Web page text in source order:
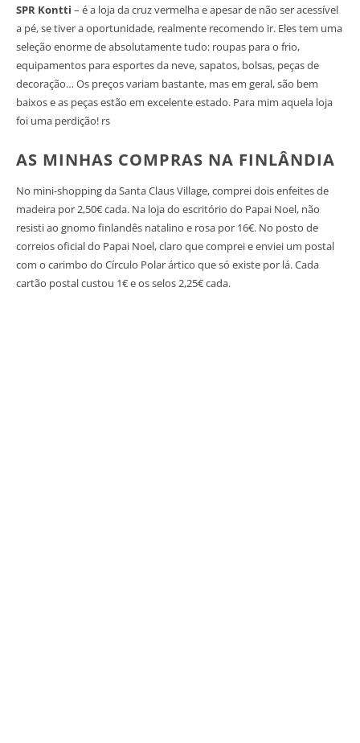
SPR Kontti – é a loja da cruz vermelha e apesar de não ser acessível
a pé, se tiver a oportunidade, realmente recomendo ir. Eles tem uma
seleção enorme de absolutamente tudo: roupas para o frio,
equipamentos para esportes da neve, sapatos, bolsas, peças de
decoração… Os preços variam bastante, mas em geral, são bem
baixos e as peças estão em excelente estado. Para mim aquela loja
foi uma perdição! rs
AS MINHAS COMPRAS NA FINLÂNDIA
No mini-shopping da Santa Claus Village, comprei dois enfeites de
madeira por 2,50€ cada. Na loja do escritório do Papai Noel, não
resisti ao gnomo finlandês natalino e rosa por 16€. No posto de
correios oficial do Papai Noel, claro que comprei e enviei um postal
com o carimbo do Círculo Polar ártico que só existe por lá. Cada
cartão postal custou 1€ e os selos 2,25€ cada.